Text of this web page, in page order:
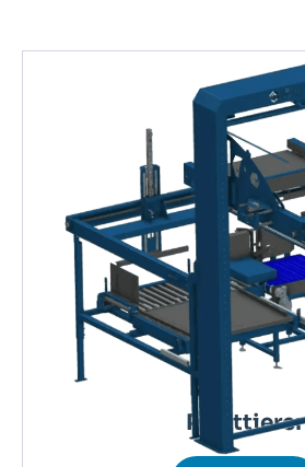
Palettierer